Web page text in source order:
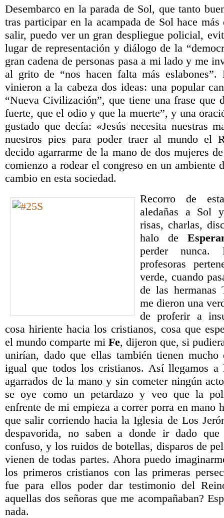
Desembarco en la parada de Sol, que tanto
tras participar en la acampada de Sol hace
salir, puedo ver un gran despliegue policial,
lugar de representación y diálogo de la
gran cadena de personas pasa a mi lado y me
al grito de “nos hacen falta más eslabones”.
vinieron a la cabeza dos ideas: una popular
“Nueva Civilización”, que tiene una frase que
fuerte, que el odio y que la muerte”, y una
gustado que decía: «Jesús necesita nuestras
nuestros pies para poder traer al mundo el
decido agarrarme de la mano de dos mujeres
comienzo a rodear el congreso en un ambiente
cambio en esta sociedad.
Recorro de
aledañas a Sol
risas, charlas,
halo de
perder nunca.
profesoras
verde, cuando
de las hermanas
me dieron una
de proferir a
cosa hiriente hacia los cristianos, cosa que
el mundo comparte mi Fe, dijeron que, si
unirían, dado que ellas también tienen
igual que todos los cristianos. Así llegamos a
agarrados de la mano y sin cometer ningún
se oye como un petardazo y veo que la
enfrente de mi empieza a correr porra en mano
que salir corriendo hacia la Iglesia de Los
despavorida, no saben a donde ir dado
confuso, y los ruidos de botellas, disparos de
vienen de todas partes. Ahora puedo
los primeros cristianos con las primeras
fue para ellos poder dar testimonio del
aquellas dos señoras que me acompañaban?
nada.